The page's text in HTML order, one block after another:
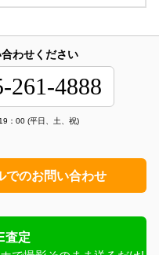
わせください
261-4888
：00 (平日、土、祝)
でのお問い合わせ
査定